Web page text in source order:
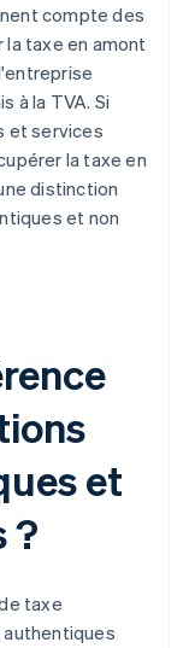
compte des
taxe en amont
à la TVA. Si
et services
la taxe en
distinction
et non
et
?
taxe